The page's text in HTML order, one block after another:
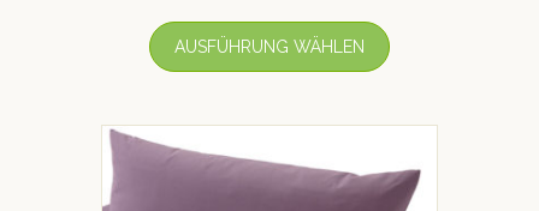
AUSFÜHRUNG WÄHLEN